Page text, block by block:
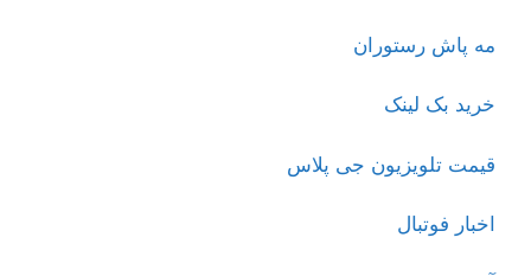
مه پاش رستوران
خرید بک لینک
قیمت تلویزیون جی پلاس
اخبار فوتبال